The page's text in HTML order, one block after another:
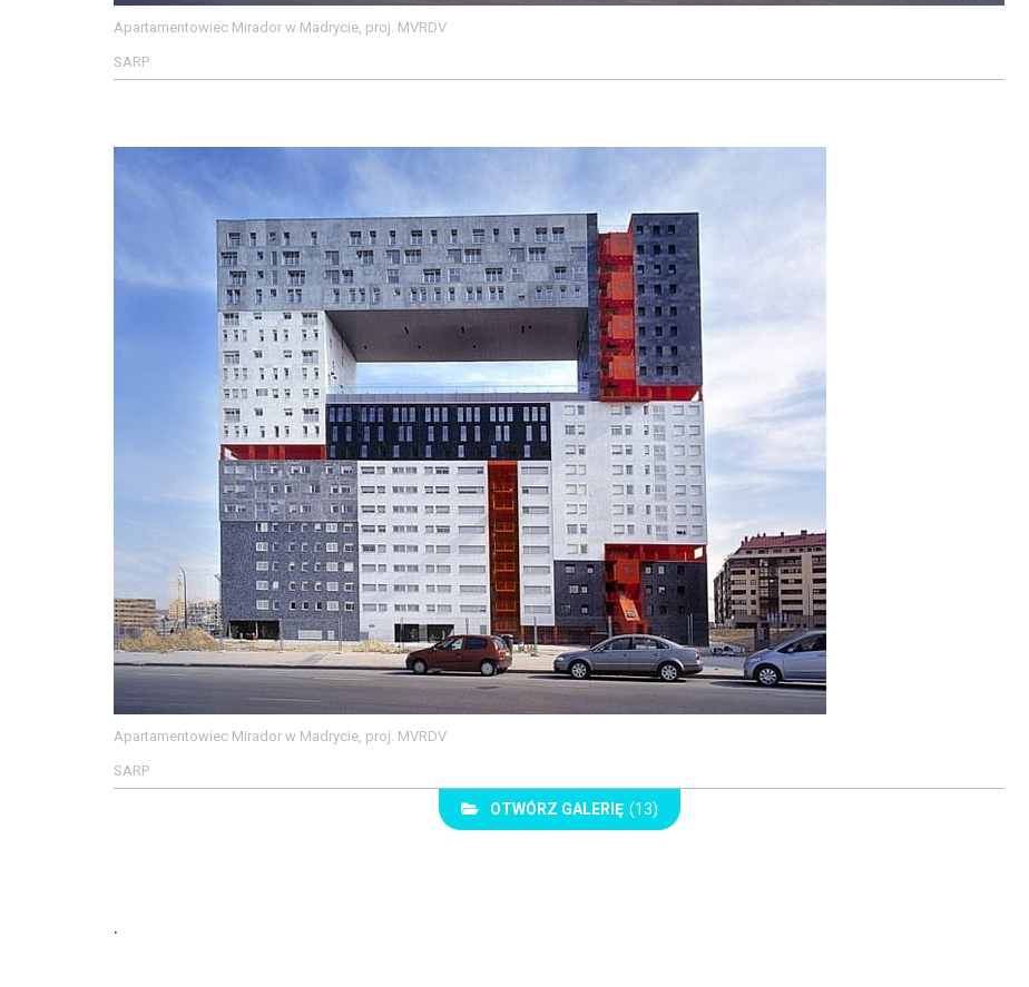
Apartamentowiec Mirador w Madrycie, proj. MVRDV
SARP
Apartamentowiec Mirador w Madrycie, proj. MVRDV
SARP
OTWÓRZ GALERIĘ (13)
.